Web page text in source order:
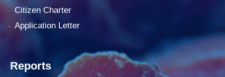
Citizen Charter
Application Letter
Reports